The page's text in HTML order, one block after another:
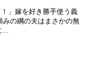
」嫁を好き勝手使う義
みの綱の夫はまさかの無
…